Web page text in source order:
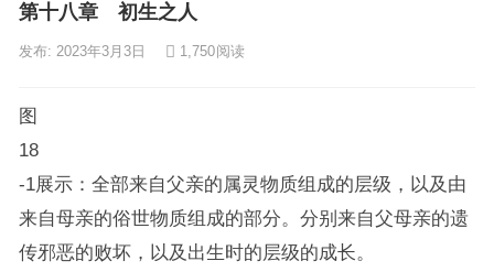
第十八章 初生之人
发布: 2023年3月3日 1,750阅读
图
18
-1展示：全部来自父亲的属灵物质组成的层级，以及由
来自母亲的俗世物质组成的部分。分别来自父母亲的遗
传邪恶的败坏，以及出生时的层级的成长。